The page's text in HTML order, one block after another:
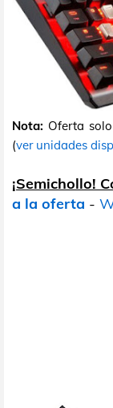
Nota: Oferta
(ver unidades
¡Semichollo!
a la oferta -